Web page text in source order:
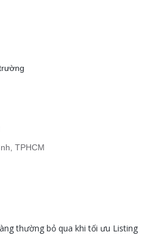
TPHCM
thường bỏ qua khi tối ưu Listing